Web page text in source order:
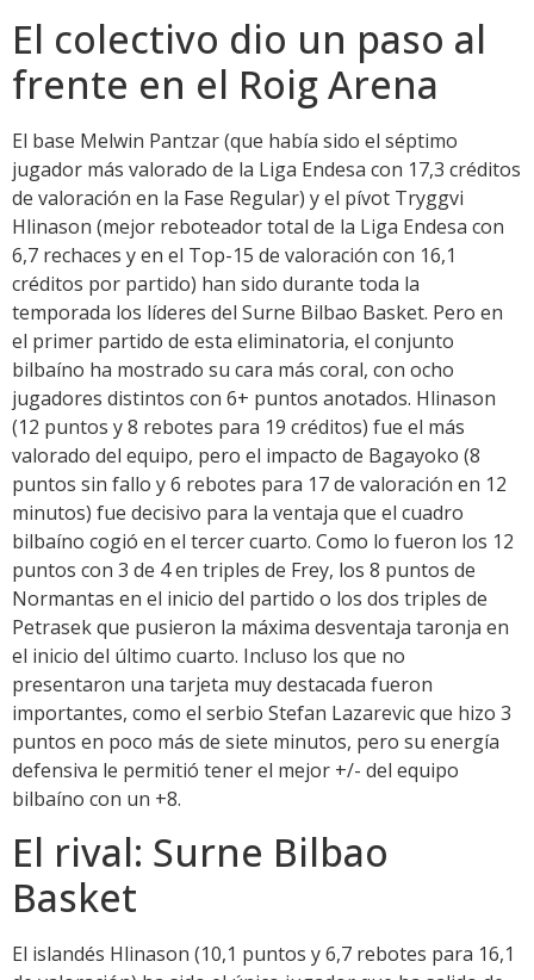
El colectivo dio un paso al
frente en el Roig Arena
El base Melwin Pantzar (que había sido el séptimo
jugador más valorado de la Liga Endesa con 17,3 créditos
de valoración en la Fase Regular) y el pívot Tryggvi
Hlinason (mejor reboteador total de la Liga Endesa con
6,7 rechaces y en el Top-15 de valoración con 16,1
créditos por partido) han sido durante toda la
temporada los líderes del Surne Bilbao Basket. Pero en
el primer partido de esta eliminatoria, el conjunto
bilbaíno ha mostrado su cara más coral, con ocho
jugadores distintos con 6+ puntos anotados. Hlinason
(12 puntos y 8 rebotes para 19 créditos) fue el más
valorado del equipo, pero el impacto de Bagayoko (8
puntos sin fallo y 6 rebotes para 17 de valoración en 12
minutos) fue decisivo para la ventaja que el cuadro
bilbaíno cogió en el tercer cuarto. Como lo fueron los 12
puntos con 3 de 4 en triples de Frey, los 8 puntos de
Normantas en el inicio del partido o los dos triples de
Petrasek que pusieron la máxima desventaja taronja en
el inicio del último cuarto. Incluso los que no
presentaron una tarjeta muy destacada fueron
importantes, como el serbio Stefan Lazarevic que hizo 3
puntos en poco más de siete minutos, pero su energía
defensiva le permitió tener el mejor +/- del equipo
bilbaíno con un +8.
El rival: Surne Bilbao
Basket
El islandés Hlinason (10,1 puntos y 6,7 rebotes para 16,1